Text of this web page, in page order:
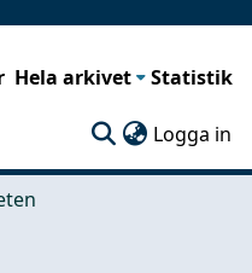
Hela arkivet Statistik
Logga in